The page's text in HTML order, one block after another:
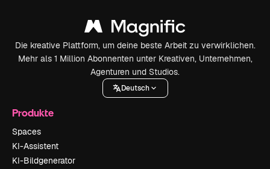
Die kreative Plattform, um deine beste Arbeit zu verwirklichen.
Mehr als 1 Million Abonnenten unter Kreativen, Unternehmen,
Agenturen und Studios.
Deutsch
Produkte
Spaces
KI-Assistent
KI-Bildgenerator